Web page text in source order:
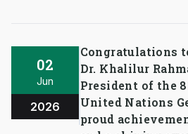
02
Jun
2026
Congratulations
Dr. Khalilur
President of the
United Nations
proud